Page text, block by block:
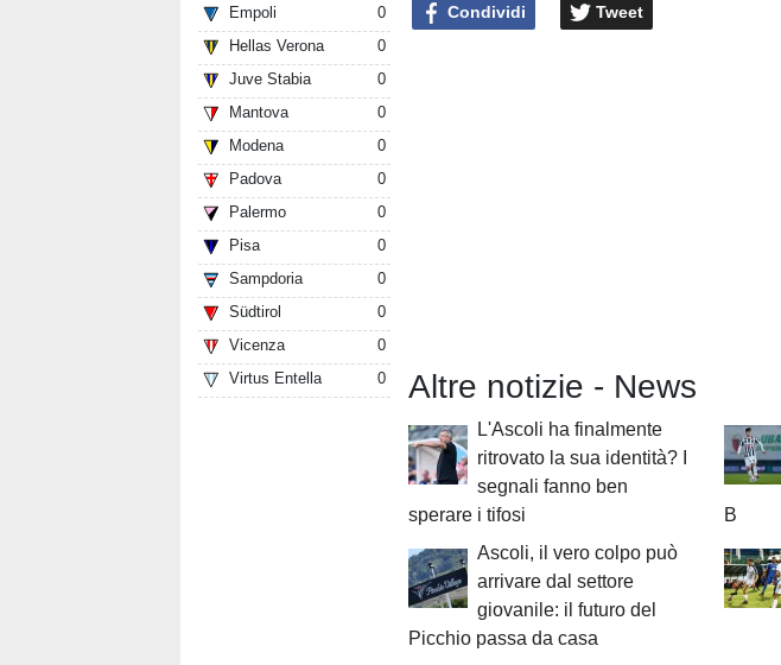
Empoli
0
Hellas Verona
0
Juve Stabia
0
Mantova
0
Modena
0
Padova
0
Palermo
0
Pisa
0
Sampdoria
0
Südtirol
0
Vicenza
0
Virtus Entella
0
Condividi Tweet
Altre notizie - News
L'Ascoli ha finalmente
ritrovato la sua identità? I
segnali fanno ben
sperare i tifosi
B
Ascoli, il vero colpo può
arrivare dal settore
giovanile: il futuro del
Picchio passa da casa